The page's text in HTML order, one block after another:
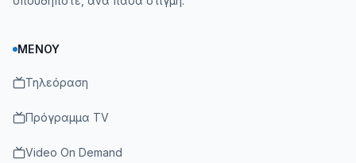
ΜΕΝΟΎ
Τηλεόραση
Πρόγραμμα TV
Video On Demand